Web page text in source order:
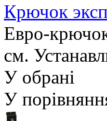
Крючок
Евро-
см.
У обрані
У